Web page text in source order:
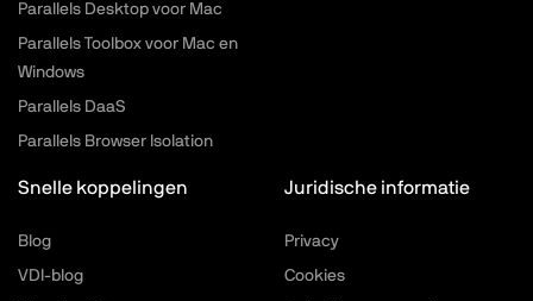
Parallels Desktop voor Mac
Parallels Toolbox voor Mac en
Windows
Parallels DaaS
Parallels Browser Isolation
Snelle koppelingen
Blog
VDI-blog
Juridische informatie
Privacy
Cookies